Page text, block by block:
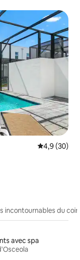
Note
4,9 (30)
incontournables du coin
avec spa